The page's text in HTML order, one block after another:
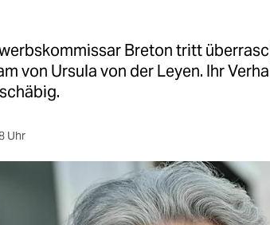
Breton tritt
von Ursula von der Leyen. Ihr
Uhr